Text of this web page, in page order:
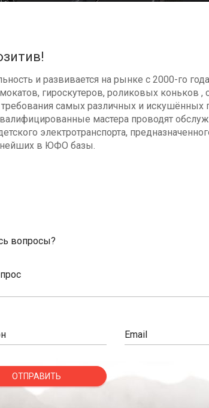
и развивается на рынке с 2000-го
гироскутеров, роликовых коньков ,
самых различных и искушённых
мастера проводят
электротранспорта,
в ЮФО базы.
вопросы?
Email
ОТПРАВИТЬ